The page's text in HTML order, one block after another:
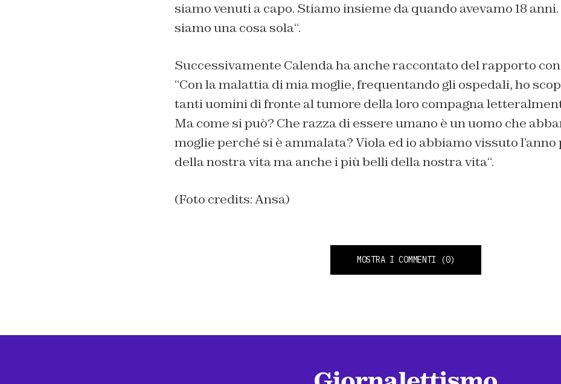
siamo venuti a capo. Stiamo insieme da quando avevamo 18
siamo una cosa sola“.
Successivamente Calenda ha anche raccontato del rapporto
“Con la malattia di mia moglie, frequentando gli ospedali, ho
tanti uomini di fronte al tumore della loro compagna
Ma come si può? Che razza di essere umano è un uomo che
moglie perché si è ammalata? Viola ed io abbiamo vissuto
della nostra vita ma anche i più belli della nostra vita“.
(Foto credits: Ansa)
MOSTRA I COMMENTI (0)